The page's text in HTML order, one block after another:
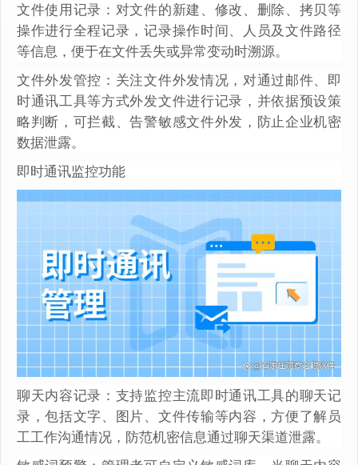
文件使用记录：对文件的新建、修改、删除、拷贝等
操作进行全程记录，记录操作时间、人员及文件路径
等信息，便于在文件丢失或异常变动时溯源。
文件外发管控：关注文件外发情况，对通过邮件、即
时通讯工具等方式外发文件进行记录，并依据预设策
略判断，可拦截、告警敏感文件外发，防止企业机密
数据泄露。
即时通讯监控功能
聊天内容记录：支持监控主流即时通讯工具的聊天记
录，包括文字、图片、文件传输等内容，方便了解员
工工作沟通情况，防范机密信息通过聊天渠道泄露。